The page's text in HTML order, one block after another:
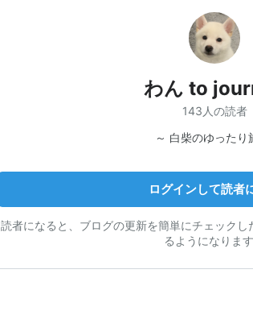
わん to
143人の読者
～ 白柴のゆったり
ログインして読者
読者になると、ブログの更新を簡単にチェック
るようになります